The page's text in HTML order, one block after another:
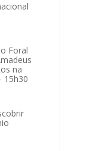
Foral
na
15h30